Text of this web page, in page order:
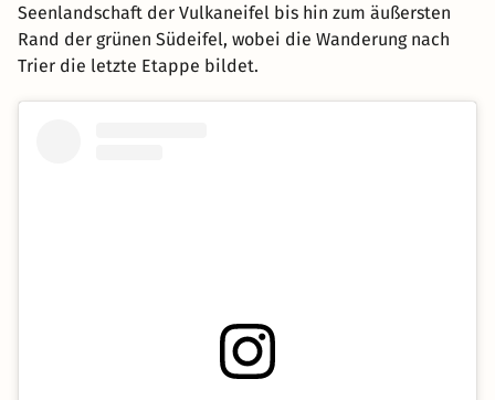
Seenlandschaft der Vulkaneifel bis hin zum äußersten
Rand der grünen Südeifel, wobei die Wanderung nach
Trier die letzte Etappe bildet.